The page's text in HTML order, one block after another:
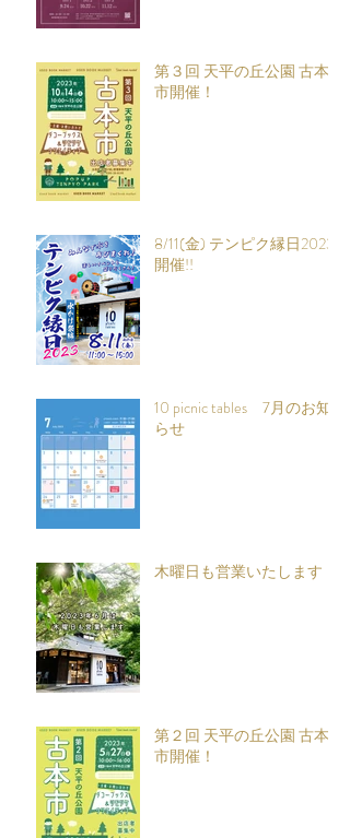
第３回 天平の丘公園 古本
市開催！
8/11(金) テンピク縁日2023
開催!!
10 picnic tables 7月のお知
らせ
木曜日も営業いたします
第２回 天平の丘公園 古本
市開催！